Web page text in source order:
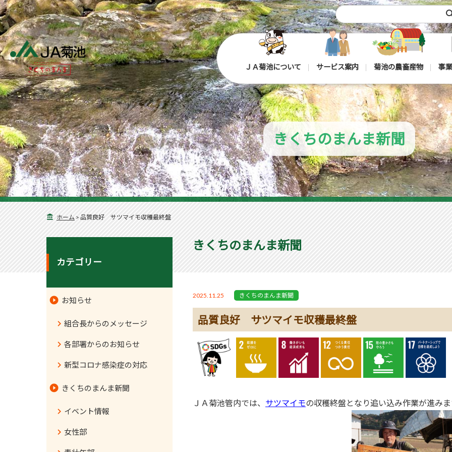
ＪＡ菊池について サービス案内 菊池の農畜産物 事
きくちのまんま新聞
ホーム > 品質良好 サツマイモ収穫最終盤
きくちのまんま新聞
2025.11.25 きくちのまんま新聞
品質良好 サツマイモ収穫最終盤
ＪＡ菊池管内では、 サツマイモの収穫終盤となり追い込み作業が進みま
カテゴリー
お知らせ
組合長からのメッセージ
各部署からのお知らせ
新型コロナ感染症の対応
きくちのまんま新聞
イベント情報
女性部